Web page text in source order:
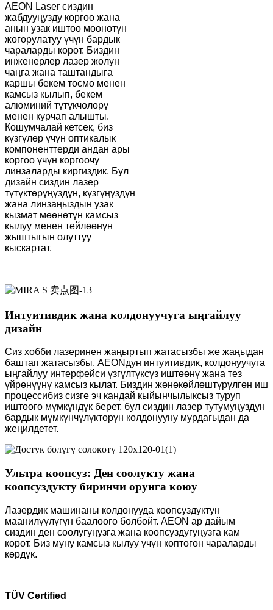
AEON Laser сиздин
жабдууңузду коргоо жана
анын узак иштөө мөөнөтүн
жогорулатуу үчүн бардык
чараларды көрөт. Биздин
инженерлер лазер жолун
чаңга жана таштандыга
каршы бекем тосмо менен
камсыз кылып, бекем
алюминий түтүкчөлөрү
менен курчап алышты.
Кошумчалай кетсек, биз
күзгүлөр үчүн оптикалык
компоненттерди андан ары
коргоо үчүн коргоочу
линзаларды киргиздик. Бул
дизайн сиздин лазер
түтүктөрүңүздүн, күзгүңүздүн
жана линзаңыздын узак
кызмат мөөнөтүн камсыз
кылуу менен тейлөөнүн
жыштыгын олуттуу
кыскартат.
Интуитивдик жана колдонуучуга ыңгайлуу
дизайн
Сиз хобби лазеринен жаңыртып жатасызбы же жаңыдан
баштап жатасызбы, AEONдун интуитивдик, колдонуучуга
ыңгайлуу интерфейси үзгүлтүксүз иштөөнү жана тез
үйрөнүүнү камсыз кылат. Биздин жөнөкөйлөштүрүлгөн иш
процессибиз сизге эч кандай кыйынчылыксыз туруп
иштөөгө мүмкүндүк берет, бул сиздин лазер тутумуңуздун
бардык мүмкүнчүлүктөрүн колдонууну мурдагыдан да
жеңилдетет.
Ультра коопсуз: Ден соолукту жана
коопсуздукту биринчи орунга коюу
Лазердик машинаны колдонууда коопсуздуктун
маанилүүлүгүн баалоого болбойт. AEON ар дайым
сиздин ден соолугуңузга жана коопсуздугуңузга кам
көрөт. Биз муну камсыз кылуу үчүн көптөгөн чараларды
көрдүк.
TÜV Certified